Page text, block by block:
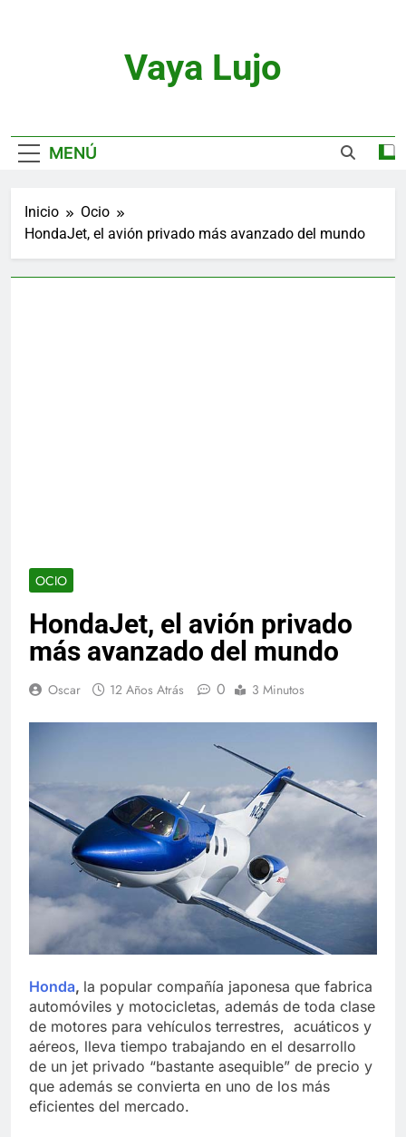
Vaya Lujo
MENÚ
Inicio
Ocio
HondaJet, el avión privado más avanzado del mundo
OCIO
HondaJet, el avión privado
más avanzado del mundo
Oscar 12 Años Atrás 0 3 Minutos
Honda, la popular compañía japonesa que fabrica
automóviles y motocicletas, además de toda clase
de motores para vehículos terrestres, acuáticos y
aéreos, lleva tiempo trabajando en el desarrollo
de un jet privado “bastante asequible” de precio y
que además se convierta en uno de los más
eficientes del mercado.